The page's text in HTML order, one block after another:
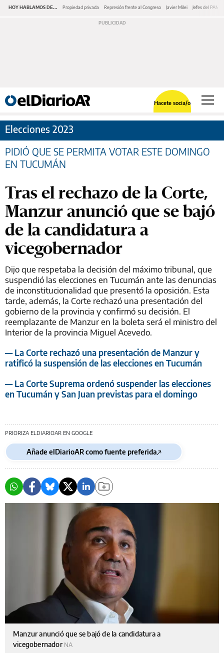
HOY HABLAMOS DE... Propiedad privada Represión frente al Congreso Javier Milei Jefes del PAMI
Hacete socia/o
Elecciones 2023
PIDIÓ QUE SE PERMITA VOTAR ESTE DOMINGO
EN TUCUMÁN
Tras el rechazo de la Corte,
Manzur anunció que se bajó
de la candidatura a
vicegobernador
Dijo que respetaba la decisión del máximo tribunal, que
suspendió las elecciones en Tucumán ante las denuncias
de inconstitucionalidad que presentó la oposición. Esta
tarde, además, la Corte rechazó una presentación del
gobierno de la provincia y confirmó su decisión. El
reemplazante de Manzur en la boleta será el ministro del
Interior de la provincia Miguel Acevedo.
— La Corte rechazó una presentación de Manzur y
ratificó la suspensión de las elecciones en Tucumán
— La Corte Suprema ordenó suspender las elecciones
en Tucumán y San Juan previstas para el domingo
PRIORIZA ELDIARIOAR EN GOOGLE
Añade elDiarioAR como fuente preferida
Manzur anunció que se bajó de la candidatura a
vicegobernador NA